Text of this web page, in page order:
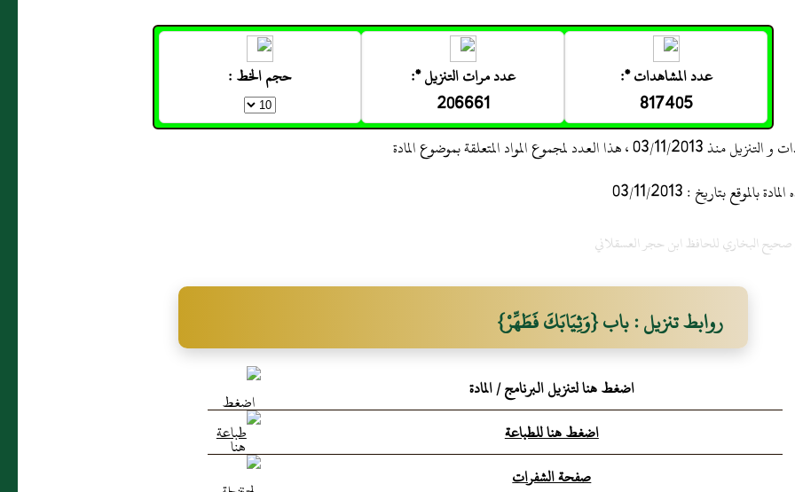
عدد المشاهدات *:
817405
عدد مرات التنزيل *:
206661
حجم الخط :
العدد لمجموع المواد المتعلقة بموضوع المادة
بتاريخ : 03/11/2013
صحيح البخاري للحافظ ابن حجر العسقلاني
روابط تنزيل : باب {وَثِيَابَكَ فَطَهِّرْ}
اضغط هنا لتنزيل البرنامج / المادة
اضغط هنا للطباعة
صفحة الشفرات